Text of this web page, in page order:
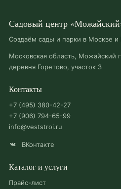
Садовый центр
Создаём сады и парки в Москве и
Московская область, Можайский
деревня Горетово, участок 3
Контакты
+7 (495) 380-42-27
+7 (906) 794-65-99
info@veststroi.ru
ВКонтакте
Каталог и услуги
Прайс-лист